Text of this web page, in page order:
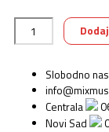
Wakertone
WCL
Deep
Blue
Trzalice
perloid
Slobodno
Centrala
Novi Sad